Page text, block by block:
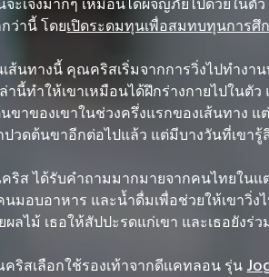
ะเจ๋งมากๆ เหมือนได้ผจญภัยไปด้วยในตั
ว่านี้ โดยเปิดระดมทุนเพื่อสมทบทุนการศึ
เส้นทางนี้ คุณคริสเริ่มจากการวิ่งไปทำง
านี้ทำให้เขาเหมือนได้ฝึกร่างกายไปในตั
ขาของเขาในช่วงครึ่งแรกของเส้นทาง
ปวดต้นขาอีกต่อไปแล้ว แต่มีบางวันที่เขารู้
ริส ได้รับคำถามมากมายจากคนไทยในแ
นมอบอาหาร และน้ำดื่มเพื่อช่วยให้เขาวิ่
ลไม้ เธอให้สัปปะรดแก่เขา และเธอยัง
ริสเลือกใช้รองเท้าจากดีแคทลอน รุ่น